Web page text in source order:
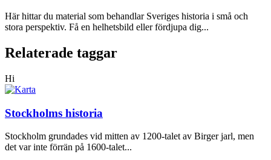
Här hittar du material som behandlar Sveriges historia i små och
stora perspektiv. Få en helhetsbild eller fördjupa dig...
Relaterade taggar
Hi
Stockholms historia
Stockholm grundades vid mitten av 1200-talet av Birger jarl, men
det var inte förrän på 1600-talet...